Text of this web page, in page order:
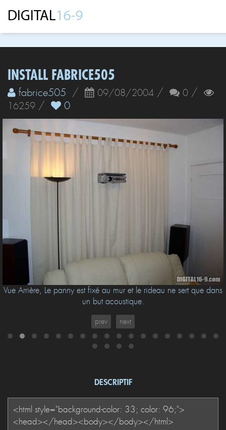
INSTALL FABRICE505
fabrice505 / 09/08/2004 / 0 /
16259 / 0
Vue Arrière, Le panny est fixé au mur et le rideau ne sert que dans
un but acoustique.
prev next
DESCRIPTIF